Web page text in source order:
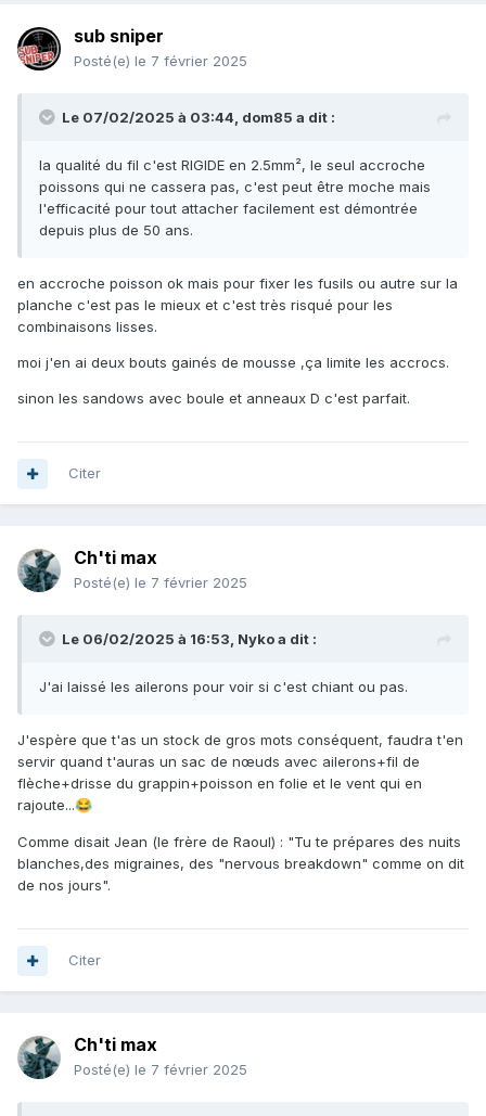
sub sniper
Posté(e) le 7 février 2025
Le 07/02/2025 à 03:44, dom85 a dit :
la qualité du fil c'est RIGIDE en 2.5mm², le seul accroche
poissons qui ne cassera pas, c'est peut être moche mais
l'efficacité pour tout attacher facilement est démontrée
depuis plus de 50 ans.
en accroche poisson ok mais pour fixer les fusils ou autre sur la
planche c'est pas le mieux et c'est très risqué pour les
combinaisons lisses.
moi j'en ai deux bouts gainés de mousse ,ça limite les accrocs.
sinon les sandows avec boule et anneaux D c'est parfait.
Citer
Ch'ti max
Posté(e) le 7 février 2025
Le 06/02/2025 à 16:53, Nykoa dit :
J'ai laissé les ailerons pour voir si c'est chiant ou pas.
J'espère que t'as un stock de gros mots conséquent, faudra t'en
servir quand t'auras un sac de nœuds avec ailerons+fil de
flèche+drisse du grappin+poisson en folie et le vent qui en
rajoute...😂
Comme disait Jean (le frère de Raoul) : "Tu te prépares des nuits
blanches,des migraines, des "nervous breakdown" comme on dit
de nos jours".
Citer
Ch'ti max
Posté(e) le 7 février 2025